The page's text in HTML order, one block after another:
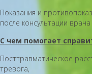
Показания и
после консультации
С чем помогает
Посттравматическое
тревога,